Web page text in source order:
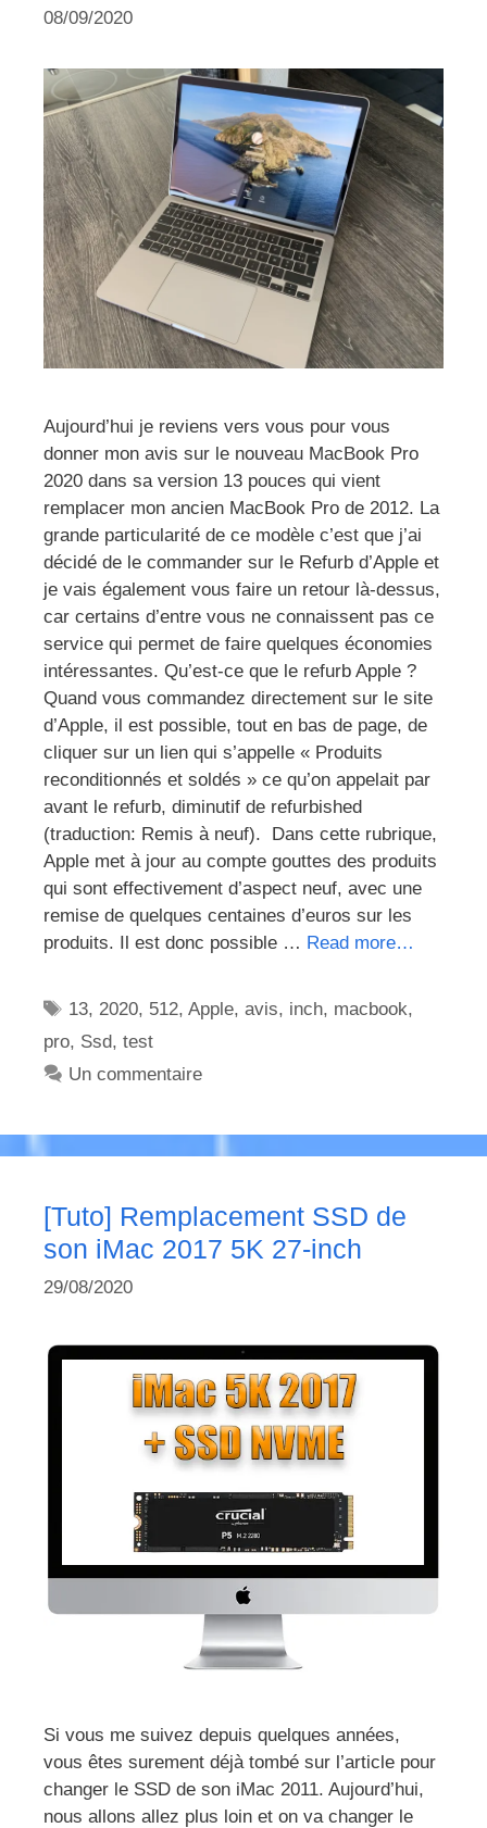
08/09/2020
Aujourd’hui je reviens vers vous pour vous
donner mon avis sur le nouveau MacBook Pro
2020 dans sa version 13 pouces qui vient
remplacer mon ancien MacBook Pro de 2012. La
grande particularité de ce modèle c’est que j’ai
décidé de le commander sur le Refurb d’Apple et
je vais également vous faire un retour là-dessus,
car certains d’entre vous ne connaissent pas ce
service qui permet de faire quelques économies
intéressantes. Qu’est-ce que le refurb Apple ?
Quand vous commandez directement sur le site
d’Apple, il est possible, tout en bas de page, de
cliquer sur un lien qui s’appelle « Produits
reconditionnés et soldés » ce qu’on appelait par
avant le refurb, diminutif de refurbished
(traduction: Remis à neuf). Dans cette rubrique,
Apple met à jour au compte gouttes des produits
qui sont effectivement d’aspect neuf, avec une
remise de quelques centaines d’euros sur les
produits. Il est donc possible … Read more…
Étiquettes
13,2020, 512,Apple,avis, inch, macbook,
pro, Ssd, test
Un commentaire
[Tuto] Remplacement SSD de
son iMac 2017 5K 27-inch
29/08/2020
Si vous me suivez depuis quelques années,
vous êtes surement déjà tombé sur l’article pour
changer le SSD de son iMac 2011. Aujourd’hui,
nous allons allez plus loin et on va changer le